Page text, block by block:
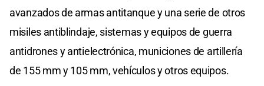
avanzados de armas antitanque y una serie de otros
misiles antiblindaje, sistemas y equipos de guerra
antidrones y antielectrónica, municiones de artillería
de 155 mm y 105 mm, vehículos y otros equipos.